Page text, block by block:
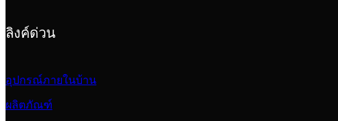
ลิงค์ด่วน
อุปกรณ์ภายในบ้าน
ผลิตภัณฑ์